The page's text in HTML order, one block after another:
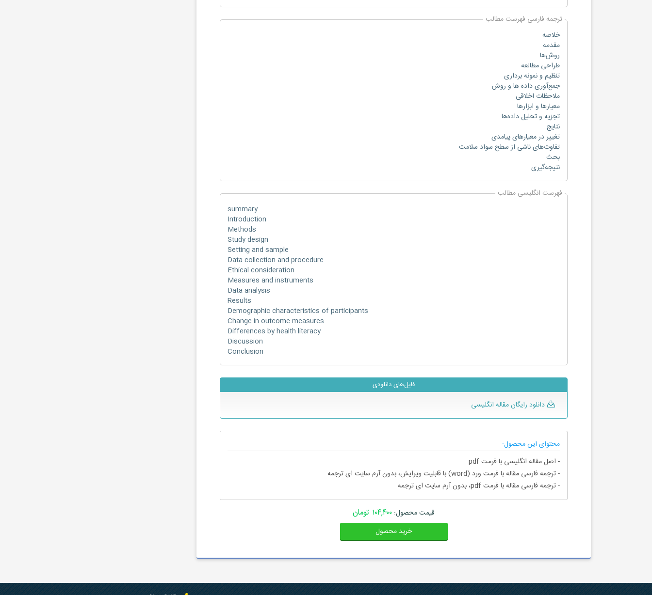
ترجمه فارسی فهرست مطالب
خلاصه
مقدمه
روش‌ها
طراحی مطالعه
تنظیم و نمونه برداری
جمع‌آوری داده ها و روش
ملاحظات اخلاقی
معیارها و ابزارها
تجزیه و تحلیل داده‌ها
نتایج
تغییر در معیارهای پیامدی
تفاوت‌های ناشی از سطح سواد سلامت
بحث
نتیجه‌گیری
فهرست انگلیسی مطالب
summary
Introduction
Methods
Study design
Setting and sample
Data collection and procedure
Ethical consideration
Measures and instruments
Data analysis
Results
Demographic characteristics of participants
Change in outcome measures
Differences by health literacy
Discussion
Conclusion
فایل‌های دانلودی
دانلود رایگان مقاله انگلیسی
محتوای این محصول:
- اصل مقاله انگلیسی با فرمت pdf
- ترجمه فارسی مقاله با فرمت ورد (word) با قابلیت ویرایش، بدون آرم سایت ای ترجمه
- ترجمه فارسی مقاله با فرمت pdf، بدون آرم سایت ای ترجمه
قیمت محصول: ۱۰۴,۴۰۰ تومان
خرید محصول